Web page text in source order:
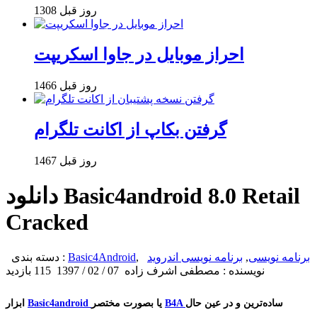
1308 روز قبل
احراز موبایل در جاوا اسکریپت
1466 روز قبل
گرفتن بکاپ از اکانت تلگرام
1467 روز قبل
دانلود Basic4android 8.0 Retail
Cracked
دسته بندی : Basic4Android, برنامه نویسی, برنامه نویسی اندروید
نویسنده : مصطفی اشرف زاده
Basic4android B4A ساده‌ترین و در عین حال